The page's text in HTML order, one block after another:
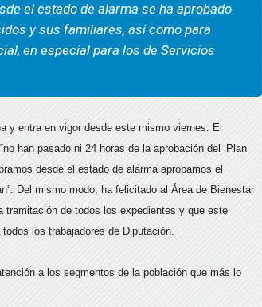
el estado de alarma se ha aprobado
y sus familiares, así como para
en especial para los de Servicios
y entra en vigor desde este mismo viernes. El
han pasado ni 24 horas de la aprobación del ‘Plan
desde el estado de alarma aprobamos el
Del mismo modo, ha felicitado al Área de Bienestar
de todos los expedientes y que este
los trabajadores de Diputación.
a los segmentos de la población que más lo